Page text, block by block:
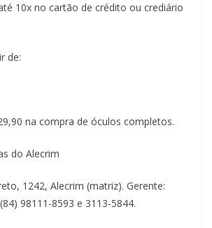
10x no cartão de crédito ou crediário
de:
na compra de óculos completos.
do Alecrim
1242, Alecrim (matriz). Gerente:
98111-8593 e 3113-5844.